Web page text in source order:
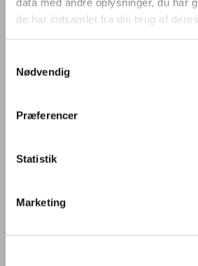
de har indsamlet fra din brug af
Nødvendig
Præferencer
Statistik
Marketing
OM UDDANNELSEN
Generelt